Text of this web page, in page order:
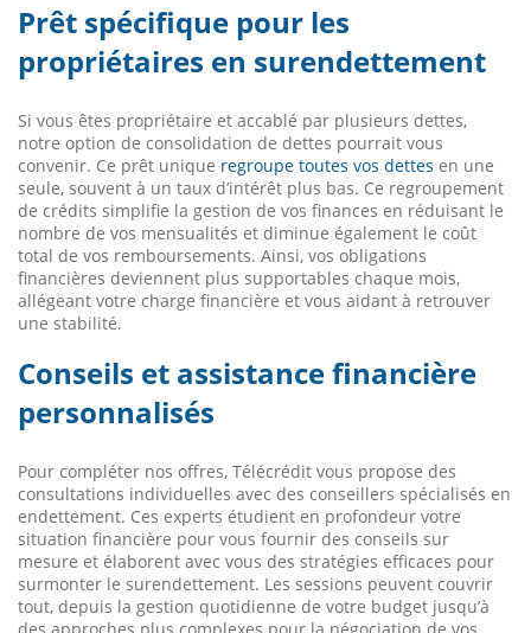
Prêt spécifique pour les
propriétaires en surendettement
Si vous êtes propriétaire et accablé par plusieurs dettes,
notre option de consolidation de dettes pourrait vous
convenir. Ce prêt unique regroupe toutes vos dettes en une
seule, souvent à un taux d’intérêt plus bas. Ce regroupement
de crédits simplifie la gestion de vos finances en réduisant le
nombre de vos mensualités et diminue également le coût
total de vos remboursements. Ainsi, vos obligations
financières deviennent plus supportables chaque mois,
allégeant votre charge financière et vous aidant à retrouver
une stabilité.
Conseils et assistance financière
personnalisés
Pour compléter nos offres, Télécrédit vous propose des
consultations individuelles avec des conseillers spécialisés en
endettement. Ces experts étudient en profondeur votre
situation financière pour vous fournir des conseils sur
mesure et élaborent avec vous des stratégies efficaces pour
surmonter le surendettement. Les sessions peuvent couvrir
tout, depuis la gestion quotidienne de votre budget jusqu’à